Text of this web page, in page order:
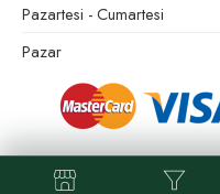
Pazartesi - Cumartesi
Pazar